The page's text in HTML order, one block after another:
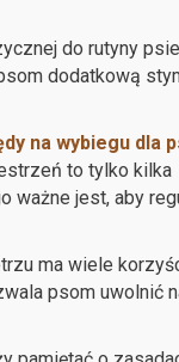
do rutyny
dodatkową
na wybiegu dla
to tylko kilka
ważne jest, aby
ma wiele
psom uwolnić